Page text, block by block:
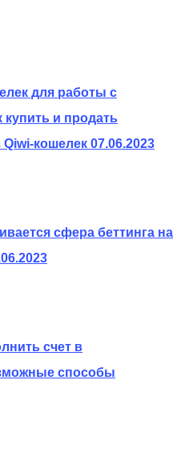
для работы с
и продать
кошелек 07.06.2023
сфера беттинга на
счет в
способы